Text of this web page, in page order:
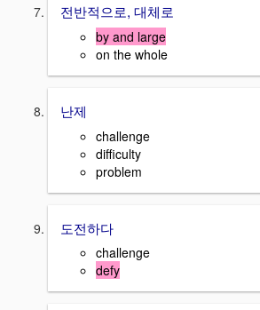
전반적으로, 대체로
by and large
on the whole
난제
challenge
difficulty
problem
도전하다
challenge
defy